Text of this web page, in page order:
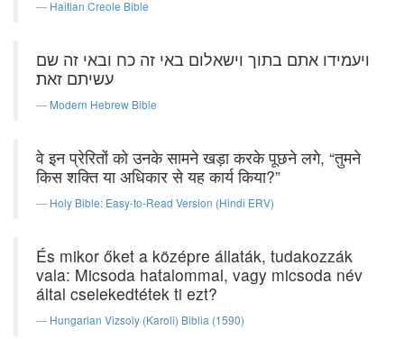
Haitian Creole Bible
ויעמידו אתם בתוך וישאלום באי זה כח ובאי זה שם
עשיתם זאת׃
Modern Hebrew Bible
वे इन प्रेरितों को उनके सामने खड़ा करके पूछने लगे, “तुमने
किस शक्ति या अधिकार से यह कार्य किया?”
Holy Bible: Easy-to-Read Version (Hindi ERV)
És mikor őket a középre állaták, tudakozzák
vala: Micsoda hatalommal, vagy micsoda név
által cselekedtétek ti ezt?
Hungarian Vizsoly (Karoli) Biblia (1590)